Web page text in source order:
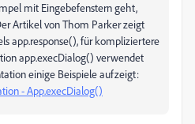
mit Eingebefenstern geht,
Artikel von Thom Parker zeigt
app.response(), für kompliziertere
app.execDialog() verwendet
einige Beispiele aufzeigt:
- App.execDialog()